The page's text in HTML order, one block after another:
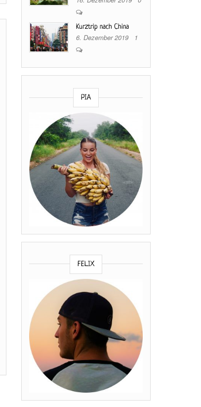
Kurztrip nach China
6. Dezember 2019 1
PIA
FELIX